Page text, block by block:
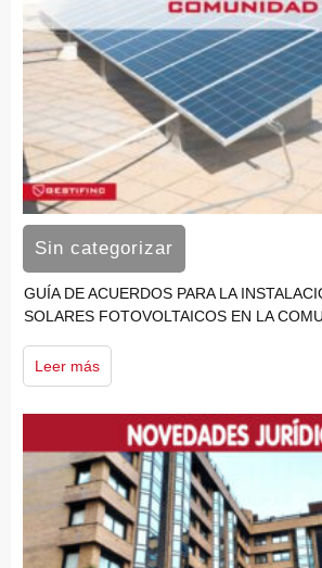
Sin categorizar
GUÍA DE ACUERDOS PARA LA
SOLARES FOTOVOLTAICOS EN LA
Leer más